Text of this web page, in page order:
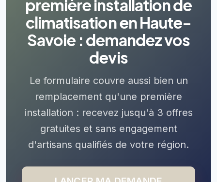
première installation de
climatisation en Haute-
Savoie : demandez vos
devis
Le formulaire couvre aussi bien un
remplacement qu'une première
installation : recevez jusqu'à 3 offres
gratuites et sans engagement
d'artisans qualifiés de votre région.